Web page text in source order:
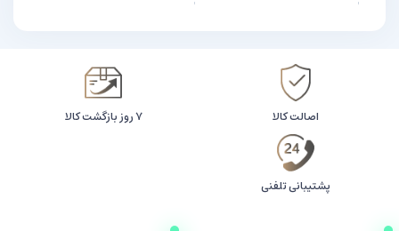
اصالت کالا ۷ روز بازگشت کالا
پشتیبانی تلفنی